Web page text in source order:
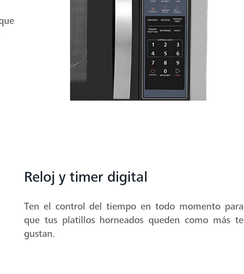
Reloj y timer digital
Ten el control del tiempo en todo momento para
que tus platillos horneados queden como más te
gustan.